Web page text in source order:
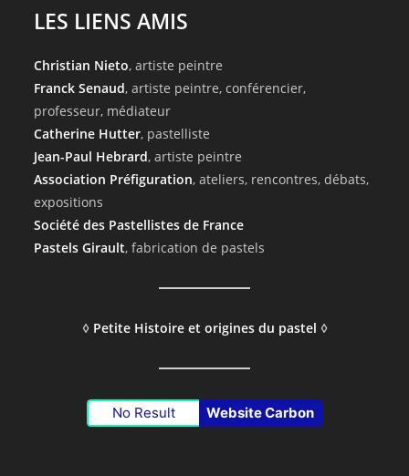
LES LIENS AMIS
Christian Nieto, artiste peintre
Franck Senaud, artiste peintre, conférencier,
professeur, médiateur
Catherine Hutter, pastelliste
Jean-Paul Hebrard, artiste peintre
Association Préfiguration, ateliers, rencontres, débats,
expositions
Société des Pastellistes de France
Pastels Girault, fabrication de pastels
◊ Petite Histoire et origines du pastel ◊
No Result Website Carbon